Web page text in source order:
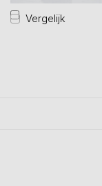
Vergelijk